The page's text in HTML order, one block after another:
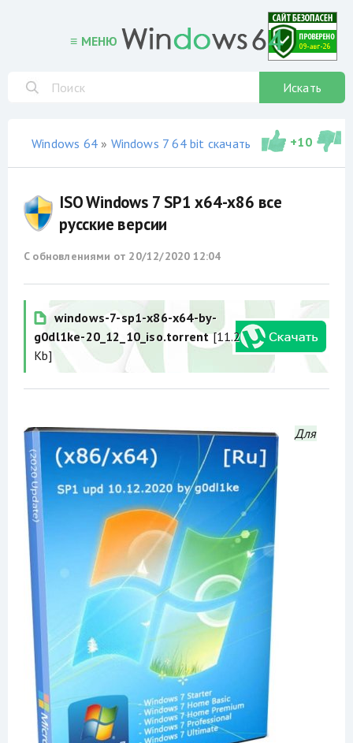
≡ МЕНЮ
Искать
Windows 64» Windows 7 64 bit скачать торрент»
+10
ISO Windows 7 SP1 x64-x86 все
русские версии
С обновлениями от 20/12/2020 12:04
windows-7-sp1-x86-x64-by-
g0dl1ke-20_12_10_iso.torrent[11.2
Kb]
Для